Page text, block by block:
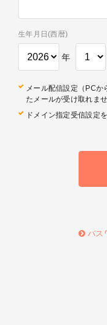
生年月日(西暦)
年
メール配信設定（PC
たメールが受け取れま
ドメイン指定受信設定
パス